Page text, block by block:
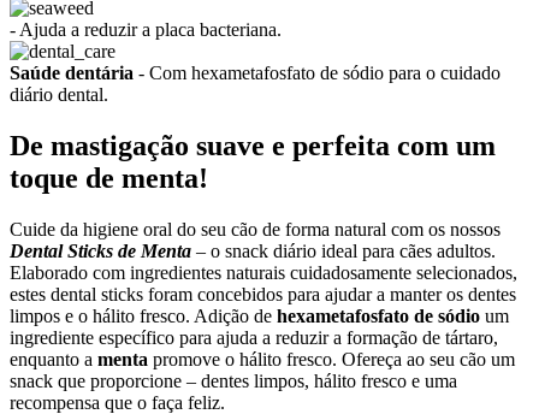
- Ajuda a reduzir a placa bacteriana.
Saúde dentária - Com hexametafosfato de sódio para o cuidado
diário dental.
De mastigação suave e perfeita com um
toque de menta!
Cuide da higiene oral do seu cão de forma natural com os nossos
Dental Sticks de Menta – o snack diário ideal para cães adultos.
Elaborado com ingredientes naturais cuidadosamente selecionados,
estes dental sticks foram concebidos para ajudar a manter os dentes
limpos e o hálito fresco. Adição de hexametafosfato de sódio um
ingrediente específico para ajuda a reduzir a formação de tártaro,
enquanto a menta promove o hálito fresco. Ofereça ao seu cão um
snack que proporcione – dentes limpos, hálito fresco e uma
recompensa que o faça feliz.